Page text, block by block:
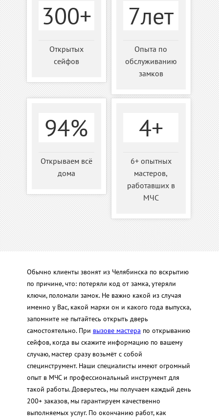
300+
Открытых
сейфов
7лет
Опыта по
обслуживанию
замков
94%
Открываем всё
дома
4+
6+ опытных
мастеров,
работавших в
МЧС
Обычно клиенты звонят из Челябинска по вскрытию
по причине, что: потеряли код от замка, утеряли
ключи, поломали замок. Не важно какой из случая
именно у Вас, какой марки он и какого года выпуска,
запомните не пытайтесь открыть дверь
самостоятельно. При вызове мастера по открыванию
сейфов, когда вы скажите информацию по вашему
случаю, мастер сразу возьмёт с собой
специнструмент. Наши специалисты имеют огромный
опыт в МЧС и профессиональный инструмент для
такой работы. Доверьтесь, мы получаем каждый день
200+ заказов, мы гарантируем качественно
выполняемых услуг. По окончанию работ, как